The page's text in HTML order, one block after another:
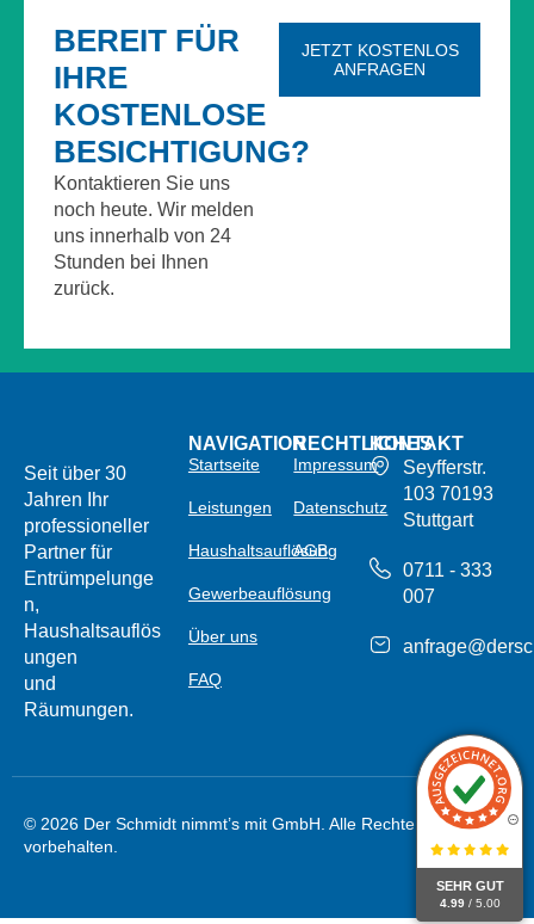
SEHR GUT
4.99 / 5.00
BEREIT FÜR
IHRE
KOSTENLOSE
BESICHTIGUNG?
Kontaktieren Sie uns
noch heute. Wir melden
uns innerhalb von 24
Stunden bei Ihnen
zurück.
JETZT KOSTENLOS
ANFRAGEN
Seit über 30
Jahren Ihr
professioneller
Partner für
Entrümpelunge
n,
Haushaltsauflös
ungen
und
Räumungen.
NAVIGATION
Startseite
Leistungen
Haushaltsauflösung
Gewerbeauflösung
Über uns
FAQ
RECHTLICHES
Impressum
Datenschutz
AGB
KONTAKT
Seyfferstr.
103 70193
Stuttgart
0711 - 333
007
© 2026 Der Schmidt nimmt’s mit GmbH. Alle Rechte
vorbehalten.